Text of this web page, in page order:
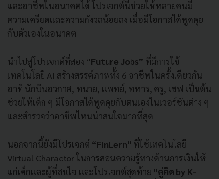
และอาชีพในอนาคตได้ โปรเจกต์นี้ช่วยให้หลายคนมี
ความเครียดและความกังวลน้อยลง เมื่อมีโอกาสได้พูดคุย
กับตัวเองในอนาคต
นำไปสู่โปรเจกต์ที่สอง “Future Jobs” ที่มีการใช้
เทคโนโลยี AI สร้างสรรค์ภาพทั้ง 6 อาชีพในครั้งเดียวกัน
อาทิ นักบินอวกาศ, ทนาย, แพทย์, ทหาร, ครู, เชฟ เป็นต้น
ช่วยให้เด็ก ๆ มีโอกาสได้พูดคุยกับตนเองในเวอร์ชันต่าง ๆ
และสำรวจว่าอาชีพไหนน่าสนใจมากที่สุด
นอกจากนี้ยังมีโปรเจกต์ “FinLern” ที่ใช้เทคโนโลยี
Virtual Charactor ในการสอนความรู้ทางด้านการเงินให้
แก่เด็กและผู้ที่สนใจ และโปรเจกต์สุดท้าย “คู่คิด by K-